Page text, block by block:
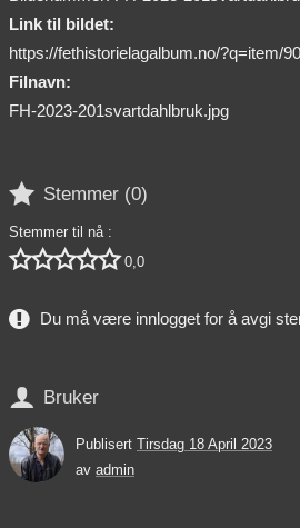
Link til bildet:
https://fethistorielagalbum.no/?q=item/
Filnavn:
FH-2023-201svartdahlbruk.jpg
 Stemmer (0)
Stemmer til nå :
 0,0
Du må være innlogget for å avgi
 Bruker
Publisert Tirsdag 18 April 2023
av admin